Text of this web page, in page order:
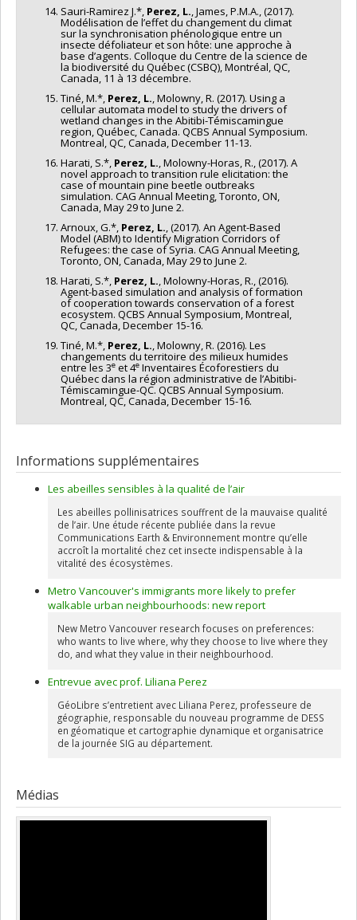
Sauri-Ramirez J.*, Perez, L., James, P.M.A., (2017).
Modélisation de l’effet du changement du climat
sur la synchronisation phénologique entre un
insecte défoliateur et son hôte: une approche à
base d’agents. Colloque du Centre de la science de
la biodiversité du Québec (CSBQ), Montréal, QC,
Canada, 11 à 13 décembre.
Tiné, M.*, Perez, L., Molowny, R. (2017). Using a
cellular automata model to study the drivers of
wetland changes in the Abitibi-Témiscamingue
region, Québec, Canada. QCBS Annual Symposium.
Montreal, QC, Canada, December 11-13.
Harati, S.*, Perez, L., Molowny-Horas, R., (2017). A
novel approach to transition rule elicitation: the
case of mountain pine beetle outbreaks
simulation. CAG Annual Meeting, Toronto, ON,
Canada, May 29 to June 2.
Arnoux, G.*, Perez, L., (2017). An Agent-Based
Model (ABM) to Identify Migration Corridors of
Refugees: the case of Syria. CAG Annual Meeting,
Toronto, ON, Canada, May 29 to June 2.
Harati, S.*, Perez, L., Molowny-Horas, R., (2016).
Agent-based simulation and analysis of formation
of cooperation towards conservation of a forest
ecosystem. QCBS Annual Symposium, Montreal,
QC, Canada, December 15-16.
Tiné, M.*, Perez, L., Molowny, R. (2016). Les
changements du territoire des milieux humides
entre les 3e et 4e Inventaires Écoforestiers du
Québec dans la région administrative de l’Abitibi-
Témiscamingue-QC. QCBS Annual Symposium.
Montreal, QC, Canada, December 15-16.
Informations supplémentaires
Les abeilles sensibles à la qualité de l’air
Les abeilles pollinisatrices souffrent de la mauvaise qualité
de l’air. Une étude récente publiée dans la revue
Communications Earth & Environnement montre qu’elle
accroît la mortalité chez cet insecte indispensable à la
vitalité des écosystèmes.
Metro Vancouver's immigrants more likely to prefer
walkable urban neighbourhoods: new report
New Metro Vancouver research focuses on preferences:
who wants to live where, why they choose to live where they
do, and what they value in their neighbourhood.
Entrevue avec prof. Liliana Perez
GéoLibre s’entretient avec Liliana Perez, professeure de
géographie, responsable du nouveau programme de DESS
en géomatique et cartographie dynamique et organisatrice
de la journée SIG au département.
Médias